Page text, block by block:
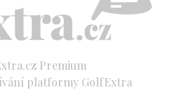
Premium
platformy GolfExtra